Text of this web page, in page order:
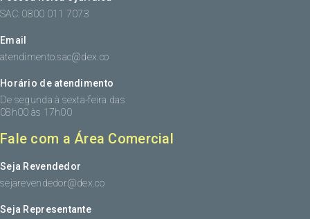
SAC: 0800 011 7073
Email
atendimento.sac@dex.co
Horário de atendimento
De segunda à sexta-feira das
08h00 às 17h00
Fale com a Área Comercial
Seja Revendedor
sejarevendedor@dex.co
Seja Representante